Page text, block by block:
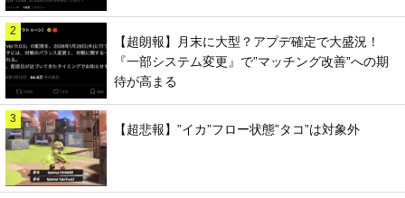
2
【超朗報】月末に大型？アプデ確定で大盛況！
『一部システム変更』で”マッチング改善”への期
待が高まる
3
【超悲報】”イカ”フロー状態”タコ”は対象外